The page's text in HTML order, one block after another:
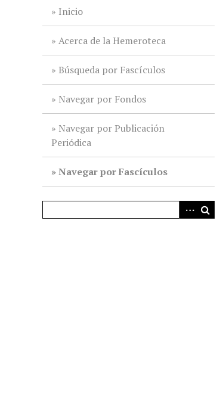
Inicio
Acerca de la Hemeroteca
Búsqueda por Fascículos
Navegar por Fondos
Navegar por Publicación
Periódica
Navegar por Fascículos